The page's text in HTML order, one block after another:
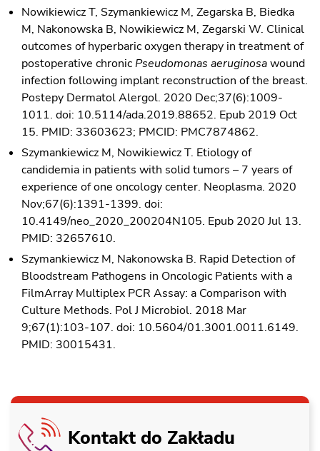
Nowikiewicz T, Szymankiewicz M, Zegarska B, Biedka
M, Nakonowska B, Nowikiewicz M, Zegarski W. Clinical
outcomes of hyperbaric oxygen therapy in treatment of
postoperative chronicPseudomonas aeruginosawound
infection following implant reconstruction of the breast.
Postepy Dermatol Alergol. 2020 Dec;37(6):1009-
1011. doi: 10.5114/ada.2019.88652. Epub 2019 Oct
15. PMID: 33603623; PMCID: PMC7874862.
Szymankiewicz M, Nowikiewicz T. Etiology of
candidemia in patients with solid tumors – 7 years of
experience of one oncology center. Neoplasma. 2020
Nov;67(6):1391-1399. doi:
10.4149/neo_2020_200204N105. Epub 2020 Jul 13.
PMID: 32657610.
Szymankiewicz M, Nakonowska B. Rapid Detection of
Bloodstream Pathogens in Oncologic Patients with a
FilmArray Multiplex PCR Assay: a Comparison with
Culture Methods. Pol J Microbiol. 2018 Mar
9;67(1):103-107. doi: 10.5604/01.3001.0011.6149.
PMID: 30015431.
Kontakt do Zakładu